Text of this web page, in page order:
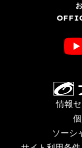
情報
ソーシ